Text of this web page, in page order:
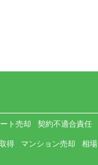
ト売却 契約不適合責任
得 マンション売却 相場